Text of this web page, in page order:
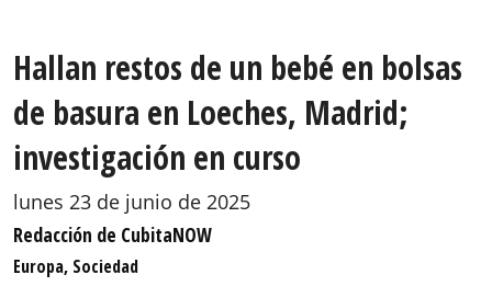
Hallan restos de un bebé en bolsas
de basura en Loeches, Madrid;
investigación en curso
lunes 23 de junio de 2025
Redacción de CubitaNOW
Europa, Sociedad